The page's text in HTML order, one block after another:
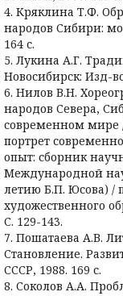
4. Кряклина Т.Ф.
народов Сибири:
164 с.
5. Лукина А.Г.
Новосибирск: Изд-
6. Нилов В.Н.
народов Севера,
современном мире
портрет
опыт: сборник
Международной
летию Б.П. Юсова) /
художественного
С. 129-143.
7. Пошатаева А.В.
Становление.
СССР, 1988. 169 с.
8. Соколов А.А.